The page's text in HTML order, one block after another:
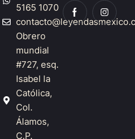
5165 1070
Obrero
mundial
#727, esq.
Isabel la
Católica,
Col.
Álamos,
C.P.